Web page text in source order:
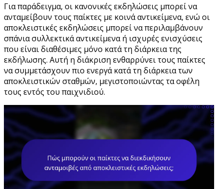
Για παράδειγμα, οι κανονικές εκδηλώσεις μπορεί να
ανταμείβουν τους παίκτες με κοινά αντικείμενα, ενώ οι
αποκλειστικές εκδηλώσεις μπορεί να περιλαμβάνουν
σπάνια συλλεκτικά αντικείμενα ή ισχυρές ενισχύσεις
που είναι διαθέσιμες μόνο κατά τη διάρκεια της
εκδήλωσης. Αυτή η διάκριση ενθαρρύνει τους παίκτες
να συμμετάσχουν πιο ενεργά κατά τη διάρκεια των
αποκλειστικών σταθμών, μεγιστοποιώντας τα οφέλη
τους εντός του παιχνιδιού.